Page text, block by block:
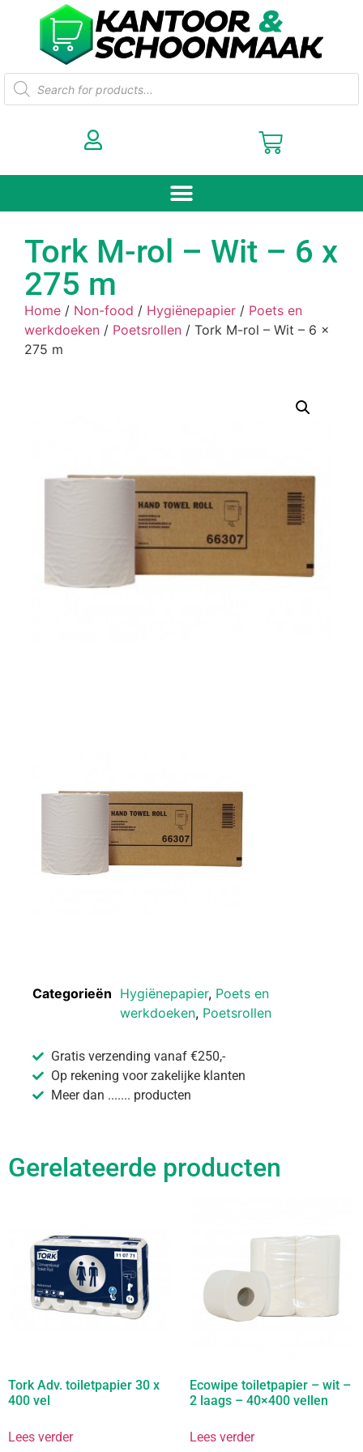
Tork M-rol – Wit – 6 x
275 m
Home / Non-food / Hygiënepapier / Poets en
werkdoeken / Poetsrollen / Tork M-rol – Wit – 6 x
275 m
Categorieën Hygiënepapier, Poets en
werkdoeken, Poetsrollen
Gratis verzending vanaf €250,-
Op rekening voor zakelijke klanten
Meer dan ....... producten
Gerelateerde producten
Tork Adv. toiletpapier 30 x
400 vel
Lees verder
Ecowipe toiletpapier – wit –
2 laags – 40×400 vellen
Lees verder